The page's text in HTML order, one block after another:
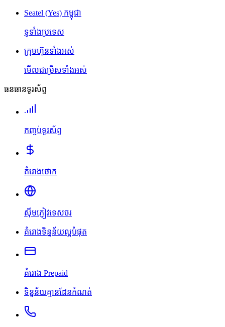
Seatel (Yes) កម្ពុជា
ទូទាំងប្រទេស
ក្រុមហ៊ុនទាំងអស់
មើលជម្រើសទាំងអស់
ធនធានទូរស័ព្ទ
កញ្ចប់ទូរស័ព្ទ
គំរោងថោក
ស៊ីមភ្ញៀវទេសចរ
គំរោងទិន្នន័យល្អបំផុត
គំរោង Prepaid
ទិន្នន័យគ្មានដែនកំណត់